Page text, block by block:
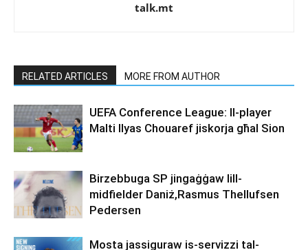
talk.mt
RELATED ARTICLES MORE FROM AUTHOR
UEFA Conference League: Il-player
Malti Ilyas Chouaref jiskorja għal Sion
Birzebbuga SP jingaġġaw lill-
midfielder Daniż,Rasmus Thellufsen
Pedersen
Mosta jassiguraw is-servizzi tal-